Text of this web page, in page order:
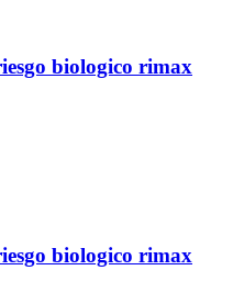
biologico rimax
biologico rimax